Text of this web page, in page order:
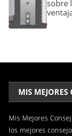
sobre
MIS MEJORES
Mis Mejores
los mejores